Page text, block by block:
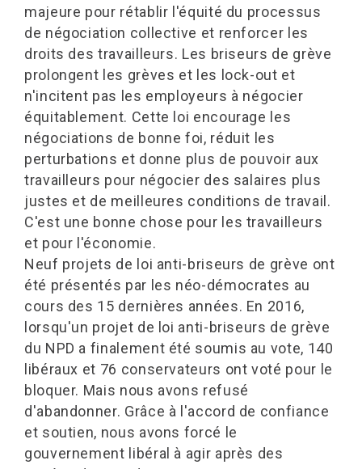
majeure pour rétablir l'équité du processus
de négociation collective et renforcer les
droits des travailleurs. Les briseurs de grève
prolongent les grèves et les lock-out et
n'incitent pas les employeurs à négocier
équitablement. Cette loi encourage les
négociations de bonne foi, réduit les
perturbations et donne plus de pouvoir aux
travailleurs pour négocier des salaires plus
justes et de meilleures conditions de travail.
C'est une bonne chose pour les travailleurs
et pour l'économie.
Neuf projets de loi anti-briseurs de grève ont
été présentés par les néo-démocrates au
cours des 15 dernières années. En 2016,
lorsqu'un projet de loi anti-briseurs de grève
du NPD a finalement été soumis au vote, 140
libéraux et 76 conservateurs ont voté pour le
bloquer. Mais nous avons refusé
d'abandonner. Grâce à l'accord de confiance
et soutien, nous avons forcé le
gouvernement libéral à agir après des